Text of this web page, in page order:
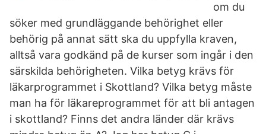
om du
söker med grundläggande behörighet eller
behörig på annat sätt ska du uppfylla kraven,
alltså vara godkänd på de kurser som ingår i den
särskilda behörigheten. Vilka betyg krävs för
läkarprogrammet i Skottland? Vilka betyg måste
man ha för läkareprogrammet för att bli antagen
i skottland? Finns det andra länder där krävs